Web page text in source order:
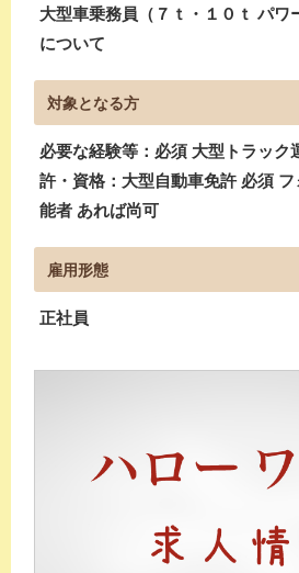
大型車乗務員（７ｔ・１０ｔ パ
について
対象となる方
必要な経験等：必須 大型トラック
許・資格：大型自動車免許 必須
能者 あれば尚可
雇用形態
正社員